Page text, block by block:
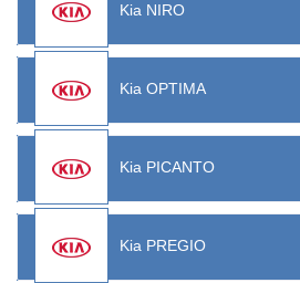
Kia NIRO
Kia OPTIMA
Kia PICANTO
Kia PREGIO